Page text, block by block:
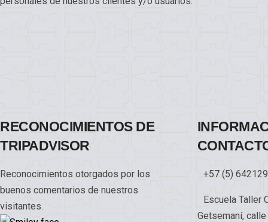
RECONOCIMIENTOS DE
TRIPADVISOR
Reconocimientos otorgados por los
buenos comentarios de nuestros
visitantes.
+57 (5)
Escuela Taller
Getsemaní,